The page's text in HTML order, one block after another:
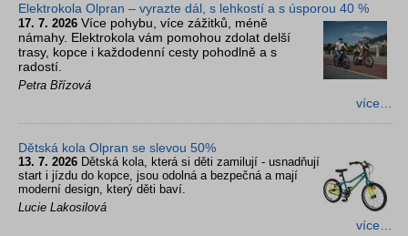
Elektrokola Olpran – vyrazte dál, s lehkostí a s úsporou 40 %
17. 7. 2026 Více pohybu, více zážitků, méně
námahy. Elektrokola vám pomohou zdolat delší
trasy, kopce i každodenní cesty pohodlně a s
radostí.
Petra Břízová
více…
Dětská kola Olpran se slevou 50%
13. 7. 2026 Dětská kola, která si děti zamilují - usnadňují
start i jízdu do kopce, jsou odolná a bezpečná a mají
moderní design, který děti baví.
Lucie Lakosilová
více…